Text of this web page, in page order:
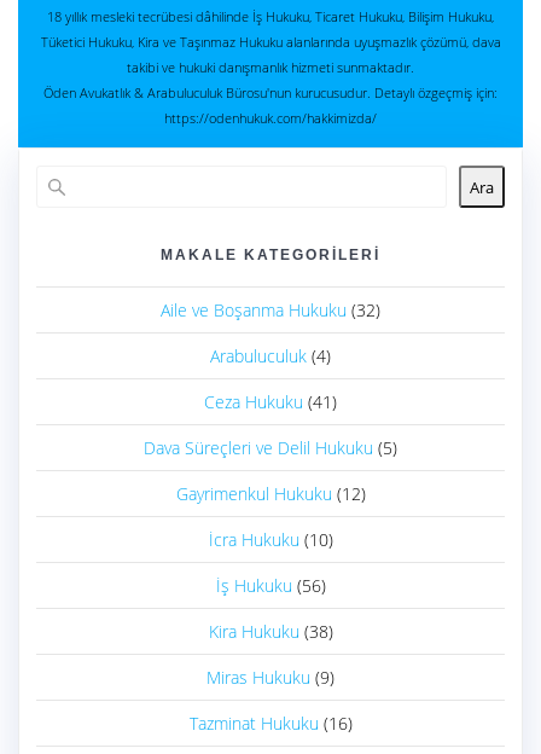
18 yıllık mesleki tecrübesi dâhilinde İş Hukuku, Ticaret Hukuku, Bilişim Hukuku,
Tüketici Hukuku, Kira ve Taşınmaz Hukuku alanlarında uyuşmazlık çözümü, dava
takibi ve hukuki danışmanlık hizmeti sunmaktadır.
Öden Avukatlık & Arabuluculuk Bürosu'nun kurucusudur. Detaylı özgeçmiş için:
https://odenhukuk.com/hakkimizda/
Ara
MAKALE KATEGORILERI
Aile ve Boşanma Hukuku (32)
Arabuluculuk (4)
Ceza Hukuku (41)
Dava Süreçleri ve Delil Hukuku (5)
Gayrimenkul Hukuku (12)
İcra Hukuku (10)
İş Hukuku (56)
Kira Hukuku (38)
Miras Hukuku (9)
Tazminat Hukuku (16)